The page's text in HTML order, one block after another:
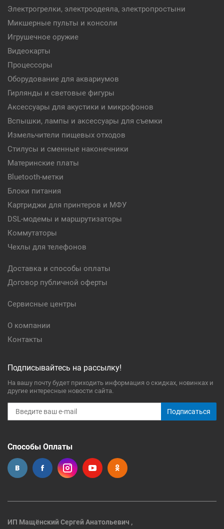
Электрогрелки, электроодеяла, электропростыни
Микшерные пульты и консоли
Игрушечное оружие
Видеокарты
Процессоры
Оборудование для аквариумов
Гирлянды и световые фигуры
Аксессуары для акустики и микрофонов
Вспышки, лампы и аксессуары для съемки
Измельчители пищевых отходов
Стилусы и сменные наконечники
Материнские платы
Bluetooth-метки
Блоки питания
Картриджи для принтеров и МФУ
DSL-модемы и маршрутизаторы
Коммутаторы
Чехлы для телефонов
Доставка и способы оплаты
Договор публичной оферты
Сервисные центры
О компании
Контакты
Подписывайтесь на рассылку!
На вашу почту будет приходить информация о скидках, новинках и
другие интересные новости сайта.
Подписаться
Способы Оплаты
ИП Мащёнский Сергей Анатольевич ,